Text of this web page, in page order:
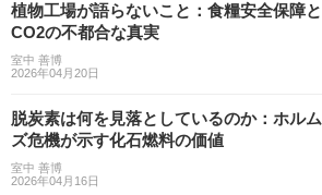
植物工場が語らないこと：食糧安全保障と
CO2の不都合な真実
室中 善博
2026年04月20日
脱炭素は何を見落としているのか：ホルム
ズ危機が示す化石燃料の価値
室中 善博
2026年04月16日